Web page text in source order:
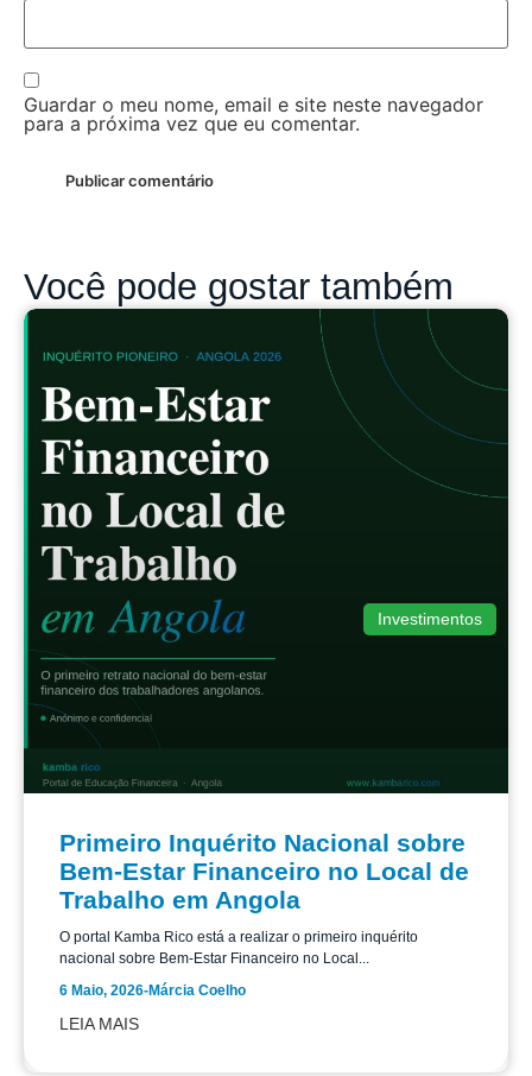
Guardar o meu nome, email e site neste navegador
para a próxima vez que eu comentar.
Você pode gostar também
Investimentos
Primeiro Inquérito Nacional sobre
Bem-Estar Financeiro no Local de
Trabalho em Angola
O portal Kamba Rico está a realizar o primeiro inquérito
nacional sobre Bem-Estar Financeiro no Local...
6 Maio, 2026-Márcia Coelho
LEIA MAIS